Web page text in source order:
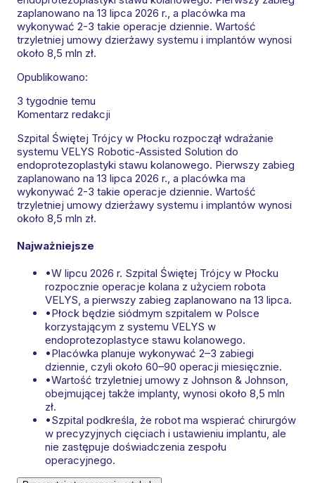
zaplanowano na 13 lipca 2026 r., a placówka ma
wykonywać 2-3 takie operacje dziennie. Wartość
trzyletniej umowy dzierżawy systemu i implantów wynosi
około 8,5 mln zł.
Opublikowano:
3 tygodnie temu
Komentarz redakcji
Szpital Świętej Trójcy w Płocku rozpoczął wdrażanie
systemu VELYS Robotic-Assisted Solution do
endoprotezoplastyki stawu kolanowego. Pierwszy zabieg
zaplanowano na 13 lipca 2026 r., a placówka ma
wykonywać 2-3 takie operacje dziennie. Wartość
trzyletniej umowy dzierżawy systemu i implantów wynosi
około 8,5 mln zł.
Najważniejsze
•W lipcu 2026 r. Szpital Świętej Trójcy w Płocku
rozpocznie operacje kolana z użyciem robota
VELYS, a pierwszy zabieg zaplanowano na 13 lipca.
•Płock będzie siódmym szpitalem w Polsce
korzystającym z systemu VELYS w
endoprotezoplastyce stawu kolanowego.
•Placówka planuje wykonywać 2–3 zabiegi
dziennie, czyli około 60–90 operacji miesięcznie.
•Wartość trzyletniej umowy z Johnson & Johnson,
obejmującej także implanty, wynosi około 8,5 mln
zł.
•Szpital podkreśla, że robot ma wspierać chirurgów
w precyzyjnych cięciach i ustawieniu implantu, ale
nie zastępuje doświadczenia zespołu
operacyjnego.